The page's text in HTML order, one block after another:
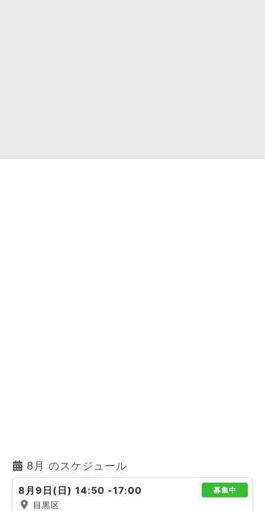
8月 のスケジュール
8月9日(日) 14:50 -17:00 募集中
目黒区